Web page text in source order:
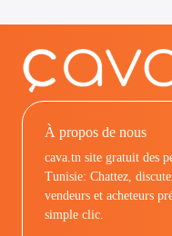
À propos de nous
cava.tn site gratuit des
Tunisie: Chattez,
vendeurs et acheteurs
simple clic.